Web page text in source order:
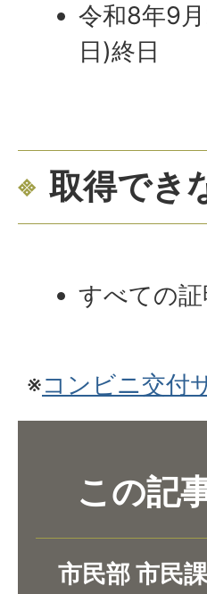
令和8年9
日)終日
取得でき
すべての
※コンビニ交付
この記
市民部 市民課